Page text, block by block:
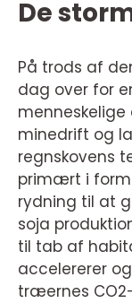
De
På trods af
dag over for
minedrift og
regnskovens
primært i
rydning til at
soja
til tab af
accelererer
træernes